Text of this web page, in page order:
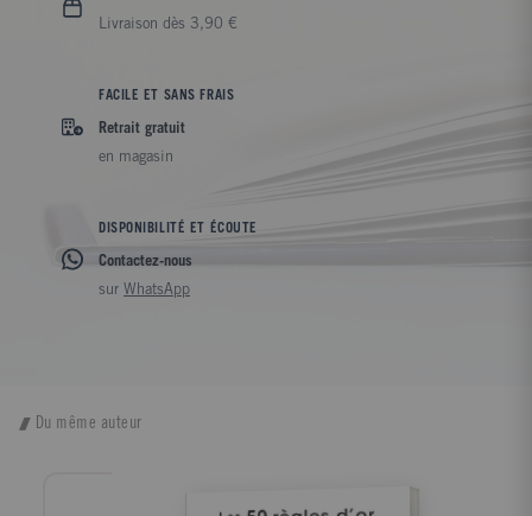
Livraison dès 3,90 €
FACILE ET SANS FRAIS
Retrait gratuit
en magasin
DISPONIBILITÉ ET ÉCOUTE
Contactez-nous
sur WhatsApp
Du même auteur